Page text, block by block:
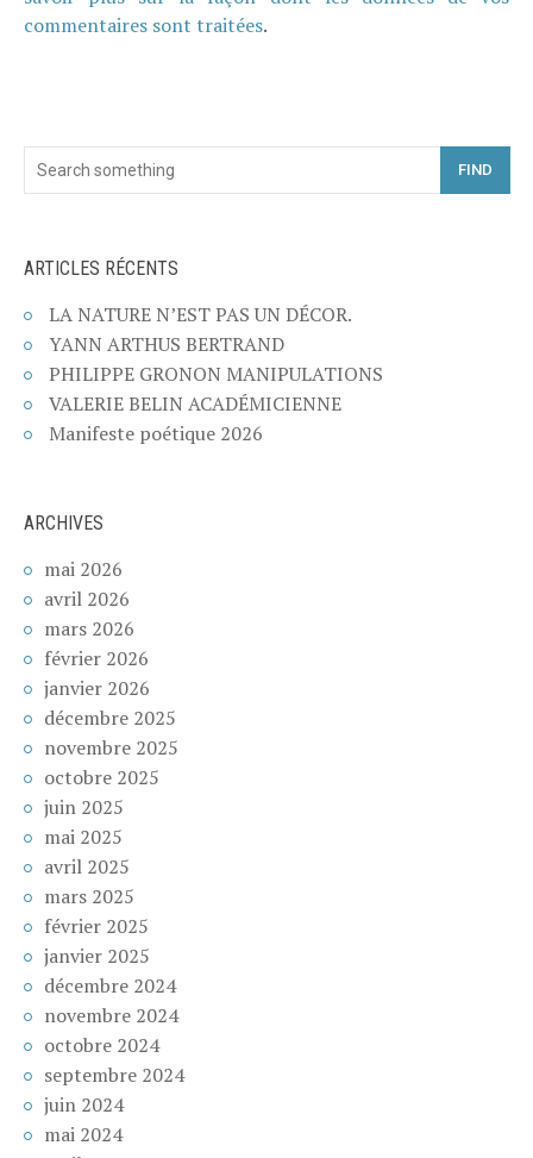
commentaires sont traitées.
FIND
ARTICLES RÉCENTS
LA NATURE N’EST PAS UN DÉCOR.
YANN ARTHUS BERTRAND
PHILIPPE GRONON MANIPULATIONS
VALERIE BELIN ACADÉMICIENNE
Manifeste poétique 2026
ARCHIVES
mai 2026
avril 2026
mars 2026
février 2026
janvier 2026
décembre 2025
novembre 2025
octobre 2025
juin 2025
mai 2025
avril 2025
mars 2025
février 2025
janvier 2025
décembre 2024
novembre 2024
octobre 2024
septembre 2024
juin 2024
mai 2024